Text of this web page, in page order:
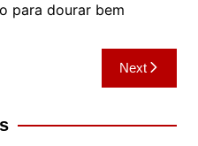
para dourar bem
Next